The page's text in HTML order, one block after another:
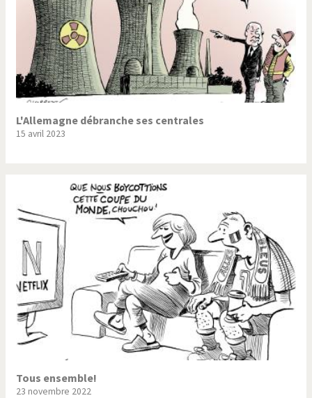
L'Allemagne débranche ses centrales
15 avril 2023
Tous ensemble!
23 novembre 2022